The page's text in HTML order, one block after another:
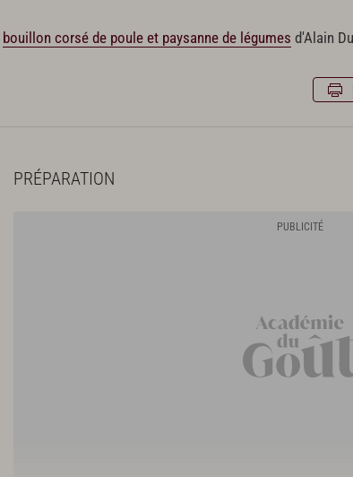
bouillon corsé de poule et paysanne de légumes d'Alain
PRÉPARATION